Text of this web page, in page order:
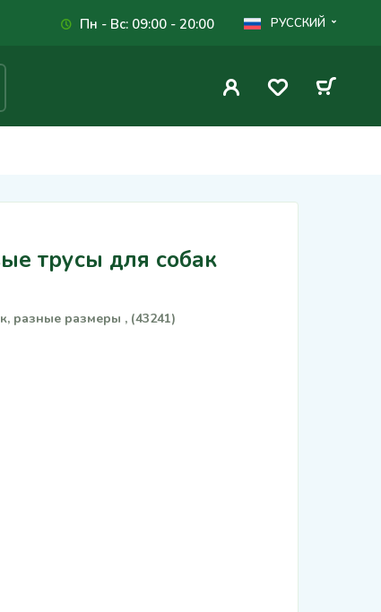
Пн - Вс: 09:00 - 20:00 РУССКИЙ
трусы для собак
разные размеры , (43241)